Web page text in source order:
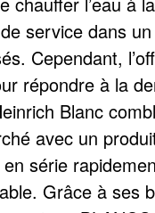
service dans
Cependant,
répondre à la
Blanc
avec un
série
Grâce à ses